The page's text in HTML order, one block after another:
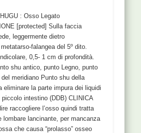
: Osso Legato
[protected] Sulla faccia
leggermente dietro
metatarso-falangea del 5º dito.
0,5- 1 cm di profondità.
shu antico, punto Legno, punto
meridiano Punto shu della
eliminare la parte impura dei liquidi
intestino (DDB) CLINICA
raccogliere l’osso quindi tratta
lombare lancinante, per mancanza
che causa “prolasso” osseo